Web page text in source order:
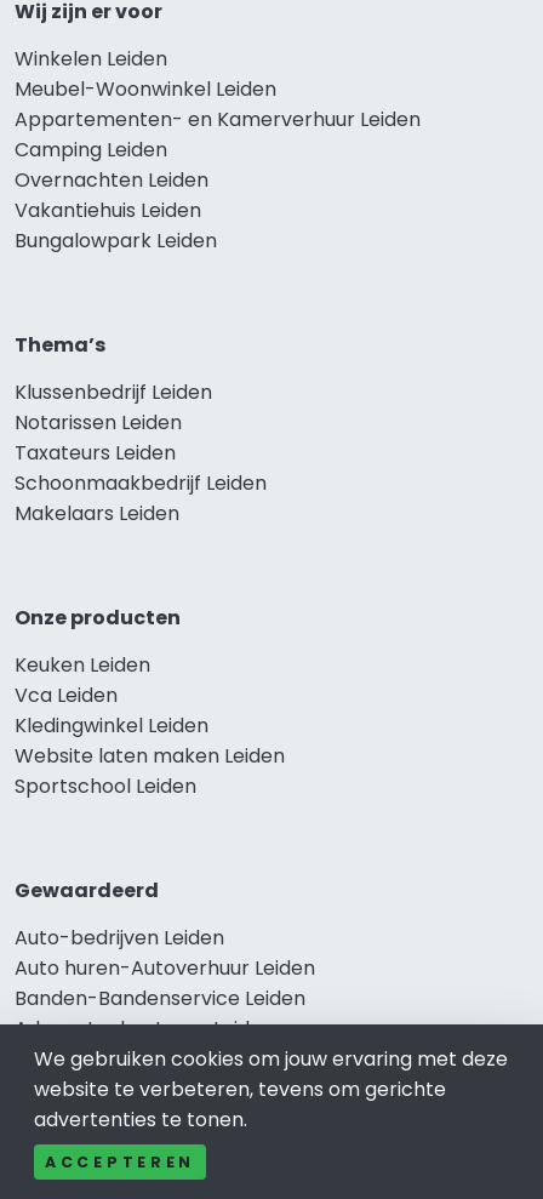
Wij zijn er voor
Winkelen Leiden
Meubel-Woonwinkel Leiden
Appartementen- en Kamerverhuur Leiden
Camping Leiden
Overnachten Leiden
Vakantiehuis Leiden
Bungalowpark Leiden
Thema’s
Klussenbedrijf Leiden
Notarissen Leiden
Taxateurs Leiden
Schoonmaakbedrijf Leiden
Makelaars Leiden
Onze producten
Keuken Leiden
Vca Leiden
Kledingwinkel Leiden
Website laten maken Leiden
Sportschool Leiden
Gewaardeerd
Auto-bedrijven Leiden
Auto huren-Autoverhuur Leiden
Banden-Bandenservice Leiden
Advocatenkantoren Leiden
Slotenmaker Leiden
Populair
We gebruiken cookies om jouw ervaring met deze
website te verbeteren, tevens om gerichte
advertenties te tonen.
ACCEPTEREN